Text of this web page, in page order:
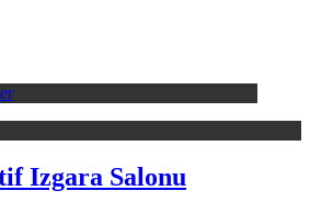
Izgara Salonu